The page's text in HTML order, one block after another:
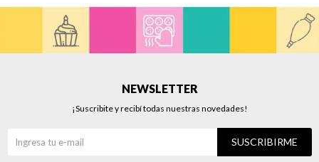
NEWSLETTER
¡Suscribite y recibí todas nuestras novedades!
SUSCRIBIRME